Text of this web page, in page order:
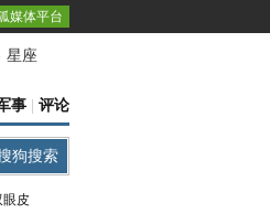
媒体平台
星座
事 评论
眼皮